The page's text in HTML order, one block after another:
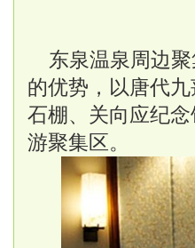
东泉温泉 周边
的优势，以唐代
石棚、关向应纪
游聚集区。